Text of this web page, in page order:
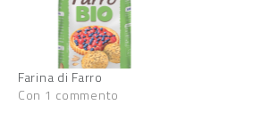
Farina di Farro
Con 1 commento